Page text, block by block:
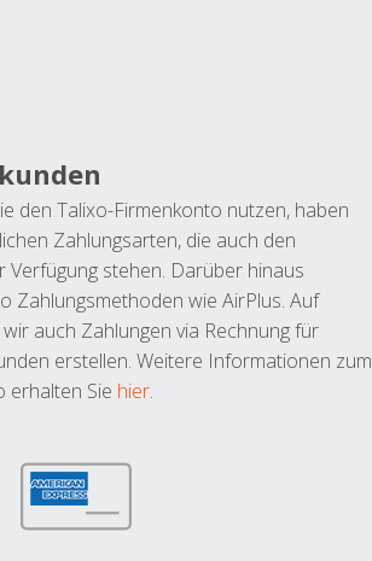
den Talixo-Firmenkonto nutzen, haben
Zahlungsarten, die auch den
Verfügung stehen. Darüber hinaus
Zahlungsmethoden wie AirPlus. Auf
auch Zahlungen via Rechnung für
erstellen. Weitere Informationen zum
erhalten Sie hier.